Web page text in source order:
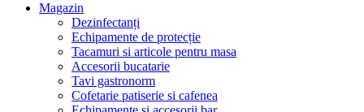
Magazin
Dezinfectanți
Echipamente de protecție
Tacamuri si articole pentru masa
Accesorii bucatarie
Tavi gastronorm
Cofetarie patiserie si cafenea